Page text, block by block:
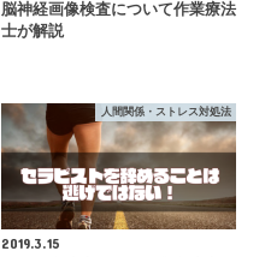
脳神経画像検査について作業療法
士が解説
人間関係・ストレス対処法
2019.3.15